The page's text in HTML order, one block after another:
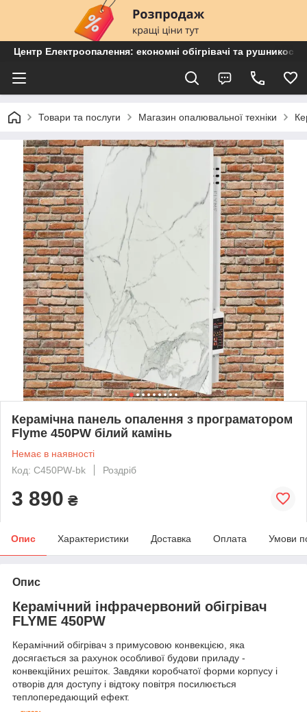
Центр Електроопалення: економні обігрівачі та
Товари та послуги Магазин опалювальної техніки
Керамічна панель опалення з програматором
Flyme 450PW білий камінь
Немає в наявності
Код: C450PW-bk
Роздріб
3 890 ₴
Опис Характеристики Доставка Оплата Умови
Опис
Керамічний інфрачервоний обігрівач
FLYME 450PW
Керамічний обігрівач з примусовою конвекцією, яка
досягається за рахунок особливої будови приладу -
конвекційних решіток. Завдяки коробчатої форми корпусу і
отворів для доступу і відтоку повітря посилюється
теплопередающий ефект.